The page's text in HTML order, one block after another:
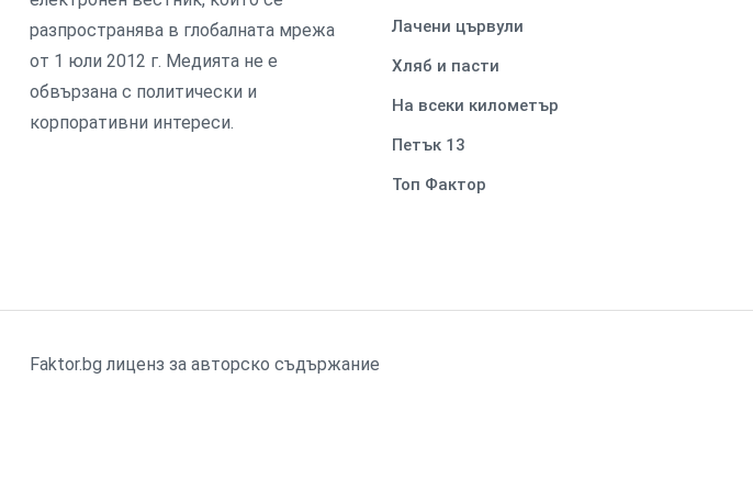
разпространява в глобалната мрежа
от 1 юли 2012 г. Медията не е
обвързана с политически и
корпоративни интереси.
Лачени цървули
Хляб и пасти
На всеки километър
Петък 13
Топ Фактор
Faktor.bg лиценз за авторско съдържание